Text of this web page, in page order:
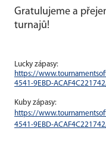
Gratulujeme a
turnajů!
Lucky zápasy:
https://
4541-9EBD-
Kuby zápasy:
https://
4541-9EBD-